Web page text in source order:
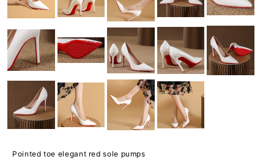
Pointed toe elegant red sole pumps